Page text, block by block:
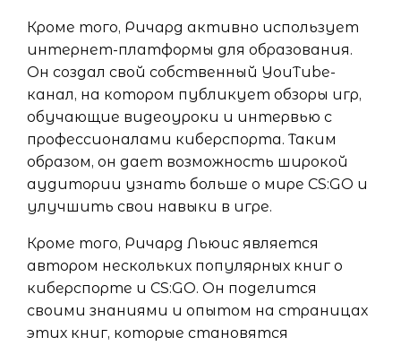
Кроме того, Ричард активно использует
интернет-платформы для образования.
Он создал свой собственный YouTube-
канал, на котором публикует обзоры игр,
обучающие видеоуроки и интервью с
профессионалами киберспорта. Таким
образом, он дает возможность широкой
аудитории узнать больше о мире CS:GO и
улучшить свои навыки в игре.
Кроме того, Ричард Льюис является
автором нескольких популярных книг о
киберспорте и CS:GO. Он поделится
своими знаниями и опытом на страницах
этих книг, которые становятся